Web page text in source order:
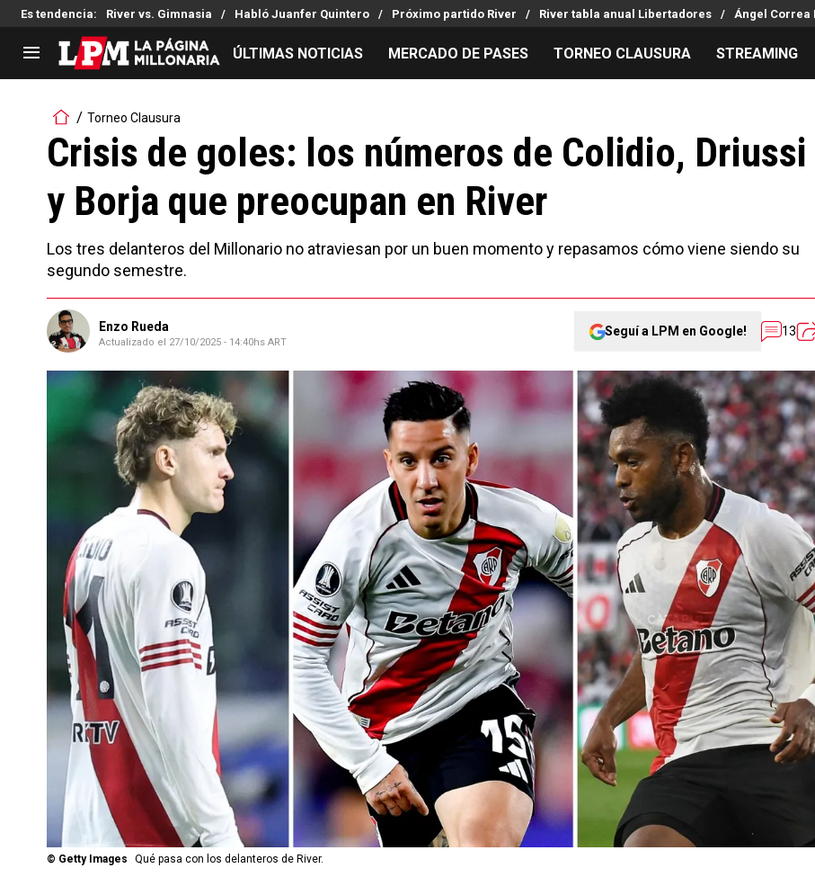
Es tendencia: River vs. Gimnasia Habló Juanfer Quintero Próximo partido River River tabla anual Libertadores Ángel Correa
LIGA PROFESIONAL
Noticias
Tabla de posiciones
Fixture
Reserva
Copa Sudamericana
Copa Argentina
Mercado de Pases
Análisis tácticos
Juanfer Quintero
Chacho Coudet
Streaming
Entradas
Guías
ÚLTIMAS NOTICIAS MERCADO DE PASES TORNEO CLAUSURA STREAMING
Torneo Clausura
Crisis de goles: los números de Colidio, Driussi
y Borja que preocupan en River
Los tres delanteros del Millonario no atraviesan por un buen momento y repasamos cómo viene siendo su
segundo semestre.
Enzo Rueda
Actualizado el 27/10/2025 - 14:40hs ART
Seguí a LPM en Google! 13
© Getty Images Qué pasa con los delanteros de River.